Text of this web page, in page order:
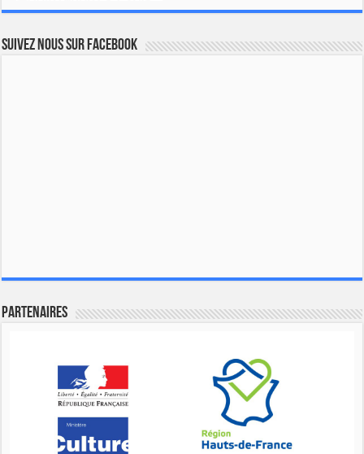
Suivez nous sur Facebook
Partenaires